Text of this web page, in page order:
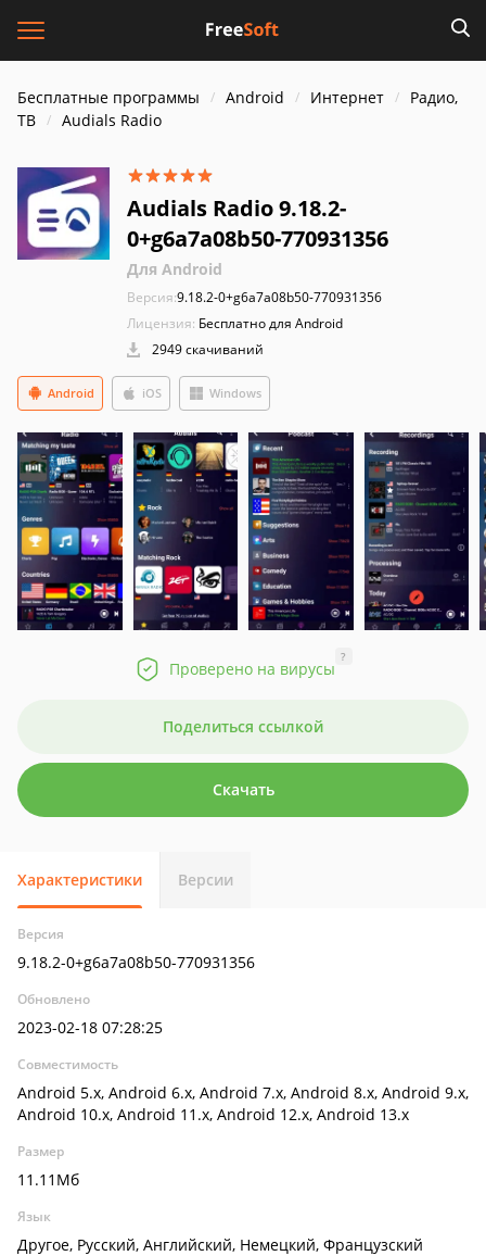
Бесплатные программы Android Интернет
Радио,
ТВ
Audials Radio
Audials Radio 9.18.2-
0+g6a7a08b50-770931356
Для Android
Версия:9.18.2-0+g6a7a08b50-770931356
Лицензия: Бесплатно для Android
2949 скачиваний
Android iOS Windows
Проверено на вирусы
?
Поделиться ссылкой
Скачать
Характеристики Версии
Версия
9.18.2-0+g6a7a08b50-770931356
Обновлено
2023-02-18 07:28:25
Совместимость
Android 5.x, Android 6.x, Android 7.x, Android 8.x, Android 9.x,
Android 10.x, Android 11.x, Android 12.x, Android 13.x
Размер
11.11Мб
Язык
Другое, Русский, Английский, Немецкий, Французский